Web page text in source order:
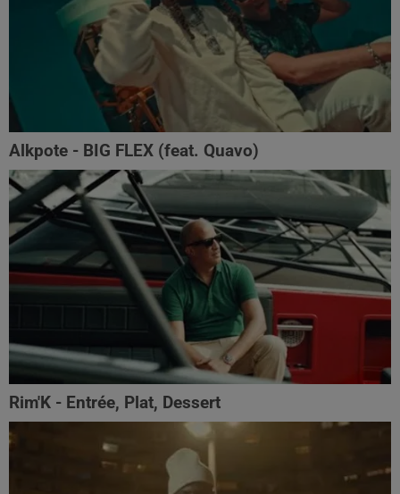
Alkpote - BIG FLEX (feat. Quavo)
Rim'K - Entrée, Plat, Dessert